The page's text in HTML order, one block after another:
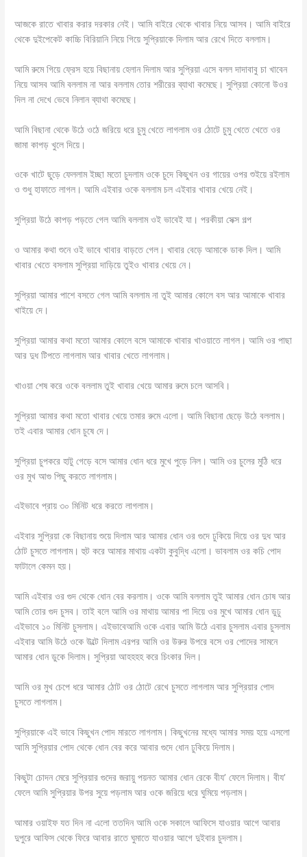
আজকে রাতে খাবার করার দরকার নেই। আমি বাইরে থেকে খাবার নিয়ে আসব। আমি বাইরে
থেকে দুইপেকেট কাচ্চি বিরিয়ানি নিয়ে গিয়ে সুপ্রিয়াকে দিলাম আর রেখে দিতে বললাম।
আমি রুমে গিয়ে ফ্রেস হয়ে বিছানায় হেলান দিলাম আর সুপ্রিয়া এসে বলল দাদাবাবু চা খাবেন
নিয়ে আসব আমি বললাম না আর বললাম তোর শরীরের ব্যাথা কমেছে। সুপ্রিয়া কোনো উওর
দিল না দেখে ভেবে নিলান ব্যাথা কমেছে।
আমি বিছানা থেকে উঠে ওঠে জরিয়ে ধরে চুমু খেতে লাগলাম ওর ঠোটে চুমু খেতে খেতে ওর
জামা কাপড় খুলে দিয়ে।
ওকে খাটে ছুড়ে ফেললাম ইচ্ছা মতো চুদলাম ওকে চুদে কিছুখন ওর গায়ের ওপর শুইয়ে রইলাম
ও শুধু হাফাতে লাগল। আমি এইবার ওকে বললাম চল এইবার খাবার খেয়ে নেই।
সুপ্রিয়া উঠে কাপড় পড়তে গেল আমি বললাম ওই ভাবেই যা। পরকীয়া সেক্স গল্প
ও আমার কথা শুনে ওই ভাবে খাবার বাড়তে গেল। খাবার বেড়ে আমাকে ডাক দিল। আমি
খাবার খেতে বসলাম সুপ্রিয়া দাড়িয়ে তুইও খাবার খেয়ে নে।
সুপ্রিয়া আমার পাশে বসতে গেল আমি বললাম না তুই আমার কোলে বস আর আমাকে খাবার
খাইয়ে দে।
সুপ্রিয়া আমার কথা মতো আমার কোলে বসে আমাকে খাবার খাওয়াতে লাগল। আমি ওর পাছা
আর দুধ টিপতে লাগলাম আর খাবার খেতে লাগলাম।
খাওয়া শেষ করে ওকে বললাম তুই খাবার খেয়ে আমার রুমে চলে আসবি।
সুপ্রিয়া আমার কথা মতো খাবার খেয়ে তমার রুমে এলো। আমি বিছানা ছেড়ে উঠে বললাম।
তই এবার আমার ধোন চুষে দে।
সুপ্রিয়া চুপকরে হাটু গেড়ে বসে আমার ধোন ধরে মুখে পুড়ে নিল। আমি ওর চুলের মুঠি ধরে
ওর মুখ আগু পিছু করতে লাগলাম।
এইভাবে প্রায় ৩০ মিনিট ধরে করতে লাগলাম।
এইবার সুপ্রিয়া কে বিছানায় শুয়ে দিলাম আর আমার ধোন ওর গুদে ঢুকিয়ে দিয়ে ওর দুধ আর
ঠোট চুসতে লাগলাম। হুট করে আমার মাথায় একটা কুবুদ্ধি এলো। ভাবলাম ওর কচি পোদ
ফাটালে কেমন হয়।
আমি এইবার ওর গুদ থেকে ধোন বের করলাম। ওকে আমি বললাম তুই আমার ধোন চোষ আর
আমি তোর গুদ চুসব। তাই বলে আমি ওর মাথায় আমার পা দিয়ে ওর মুখে আমার ধোন ডুঢু
এইভাবে ১০ মিনিট চুসলাম। এইভাবেআমি ওকে এবার আমি উঠে এবার চুসলাম এবার চুসলাম
এইবার আমি উঠে ওকে উল্টে দিলাম এরপর আমি ওর উরুর উপরে বসে ওর পোদের সামনে
আমার ধোন ডুকে দিলাম। সুপ্রিয়া আহহহহ করে চিংকার দিল।
আমি ওর মুখ চেপে ধরে আমার ঠোট ওর ঠোটে রেখে চুসতে লাগলাম আর সুপ্রিয়ার পোদ
চুসতে লাগলাম।
সুপ্রিয়াকে এই ভাবে কিছুখন পোদ মারতে লাগলাম। কিছুখনের মধ্যে আমার সময় হয়ে এসলো
আমি সুপ্রিয়ার পোদ থেকে ধোন বের করে আবার গুদে ধোন ঢুকিয়ে দিলাম।
কিছুটা চোদন মেরে সুপ্রিয়ার গুদের জরায়ু পয়নত আমার ধোন রেকে বীয’ ফেলে দিলাম। বীয’
ফেলে আমি সুপ্রিয়ার উপর সুয়ে পড়লাম আর ওকে জরিয়ে ধরে ঘুমিয়ে পড়লাম।
আমার ওয়াইফ যত দিন না এলো ততদিন আমি ওকে সকালে আফিসে যাওয়ার আগে আবার
দুপুরে আফিস থেকে ফিরে আবার রাতে ঘুমাতে যাওয়ার আগে দুইবার চুদলাম।